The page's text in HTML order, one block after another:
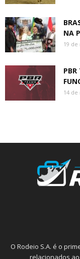
NA
19 de
PBR
14 de
O Rodeio S.A. é o
relacionados